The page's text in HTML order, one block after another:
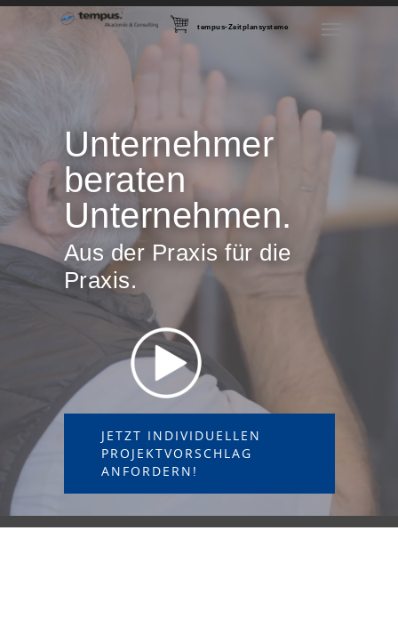
tempus-Zeitplansysteme
Unternehmer
beraten
Unternehmen.
Aus der Praxis für die
Praxis.
JETZT INDIVIDUELLEN
PROJEKTVORSCHLAG
ANFORDERN!